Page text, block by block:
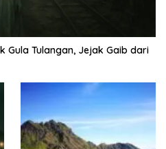
Gula Tulangan, Jejak Gaib dari